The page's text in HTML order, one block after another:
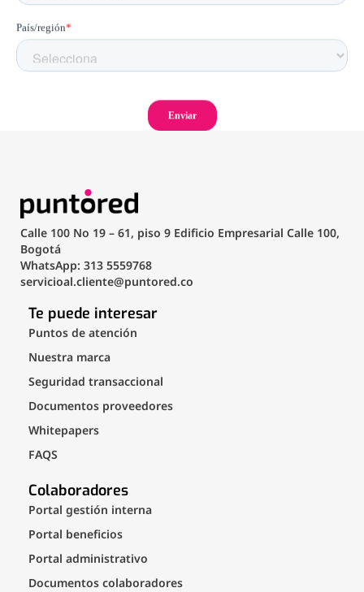
Calle 100 No 19 – 61, piso 9 Edificio Empresarial Calle 100,
Bogotá
WhatsApp: 313 5559768
servicioal.cliente@puntored.co
Te puede interesar
Puntos de atención
Nuestra marca
Seguridad transaccional
Documentos proveedores
Whitepapers
FAQS
Colaboradores
Portal gestión interna
Portal beneficios
Portal administrativo
Documentos colaboradores